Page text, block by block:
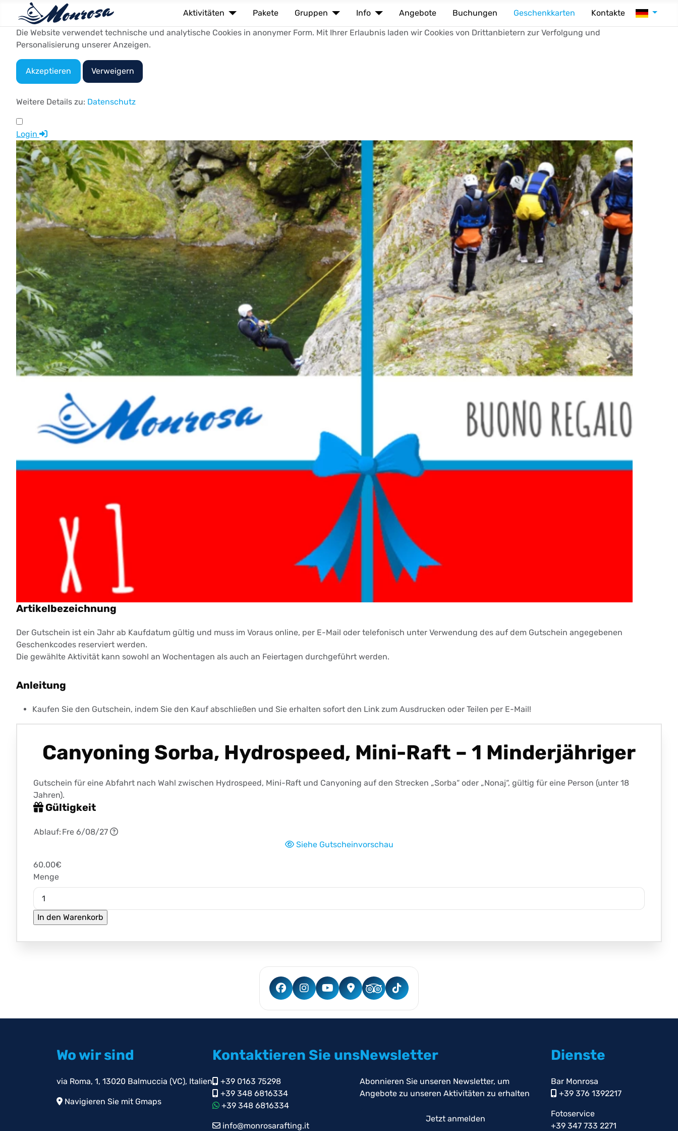
Aktivitäten Pakete Gruppen Info Angebote Buchungen Geschenkkarten Kontakte Sprache
Die Website verwendet technische und analytische Cookies in anonymer Form. Mit Ihrer Erlaubnis laden wir Cookies von Drittanbietern zur Verfolgung und
Personalisierung unserer Anzeigen.
Akzeptieren Verweigern
Weitere Details zu: Datenschutz
Login
Artikelbezeichnung
Der Gutschein ist ein Jahr ab Kaufdatum gültig und muss im Voraus online, per E-Mail oder telefonisch unter Verwendung des auf dem Gutschein angegebenen
Geschenkcodes reserviert werden.
Die gewählte Aktivität kann sowohl an Wochentagen als auch an Feiertagen durchgeführt werden.
Anleitung
Kaufen Sie den Gutschein, indem Sie den Kauf abschließen und Sie erhalten sofort den Link zum Ausdrucken oder Teilen per E-Mail!
Canyoning Sorba, Hydrospeed, Mini-Raft – 1 Minderjähriger
Gutschein für eine Abfahrt nach Wahl zwischen Hydrospeed, Mini-Raft und Canyoning auf den Strecken „Sorba“ oder „Nonaj“, gültig für eine Person (unter 18
Jahren).
Gültigkeit
Ablauf: Fre 6/08/27
Siehe Gutscheinvorschau
60.00€
Menge
Wo wir sind
via Roma, 1, 13020 Balmuccia (VC), Italien
Navigieren Sie mit Gmaps
Kontaktieren Sie uns
+39 0163 75298
+39 348 6816334
+39 348 6816334
info@monrosarafting.it
Newsletter
Abonnieren Sie unseren Newsletter, um
Angebote zu unseren Aktivitäten zu erhalten
Jetzt anmelden
Dienste
Bar Monrosa
+39 376 1392217
Fotoservice
+39 347 733 2271